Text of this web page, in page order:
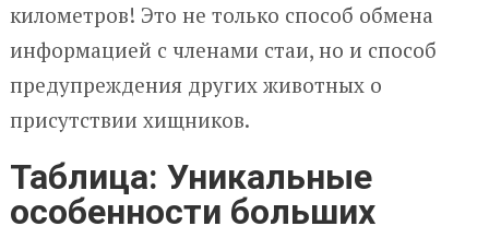
километров! Это не только способ обмена
информацией с членами стаи, но и способ
предупреждения других животных о
присутствии хищников.
Таблица: Уникальные
особенности больших